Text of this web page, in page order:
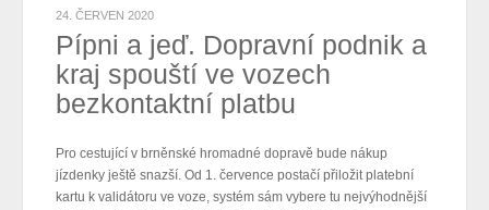
24. ČERVEN 2020
Pípni a jeď. Dopravní podnik a
kraj spouští ve vozech
bezkontaktní platbu
Pro cestující v brněnské hromadné dopravě bude nákup
jízdenky ještě snazší. Od 1. července postačí přiložit platební
kartu k validátoru ve voze, systém sám vybere tu nejvýhodnější